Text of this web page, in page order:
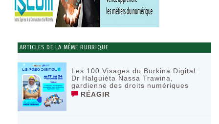
ARTICLES DE LA MÊME RUBRIQUE
Les 100 Visages du Burkina Digital :
Dr Halguiéta Nassa Trawina,
gardienne des droits numériques
RÉAGIR